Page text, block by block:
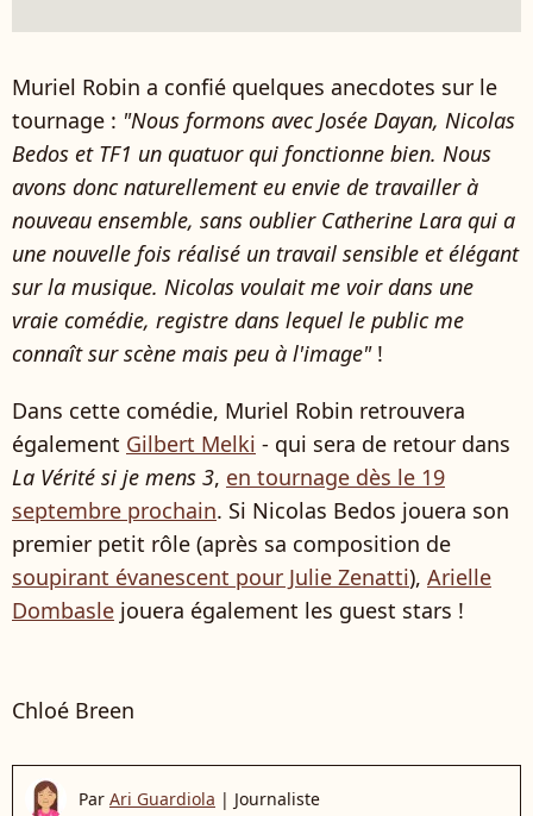
Muriel Robin a confié quelques anecdotes sur le
tournage : "Nous formons avec Josée Dayan, Nicolas
Bedos et TF1 un quatuor qui fonctionne bien. Nous
avons donc naturellement eu envie de travailler à
nouveau ensemble, sans oublier Catherine Lara qui a
une nouvelle fois réalisé un travail sensible et élégant
sur la musique. Nicolas voulait me voir dans une
vraie comédie, registre dans lequel le public me
connaît sur scène mais peu à l'image"!
Dans cette comédie, Muriel Robin retrouvera
également Gilbert Melki - qui sera de retour dans
La Vérité si je mens 3, en tournage dès le 19
septembre prochain. Si Nicolas Bedos jouera son
premier petit rôle (après sa composition de
soupirant évanescent pour Julie Zenatti), Arielle
Dombasle jouera également les guest stars !
Chloé Breen
Par Ari Guardiola | Journaliste